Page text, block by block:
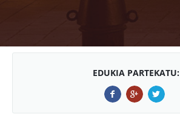
EDUKIA PARTEKATU: